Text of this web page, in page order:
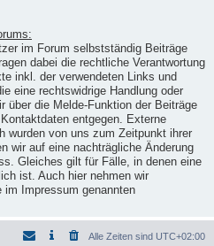
im Forum selbstständig Beiträge
dabei die rechtliche Verantwortung
inkl. der verwendeten Links und
eine rechtswidrige Handlung oder
über die Melde-Funktion der Beiträge
entgegen. Externe
wurden von uns zum Zeitpunkt ihrer
wir auf eine nachträgliche Änderung
Gleiches gilt für Fälle, in denen eine
ist. Auch hier nehmen wir
im Impressum genannten
Alle Zeiten sind UTC+02:00